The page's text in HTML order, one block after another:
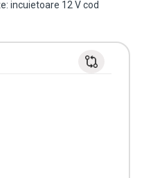
incuietoare 12 V cod